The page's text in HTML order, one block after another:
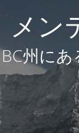
メン
州に